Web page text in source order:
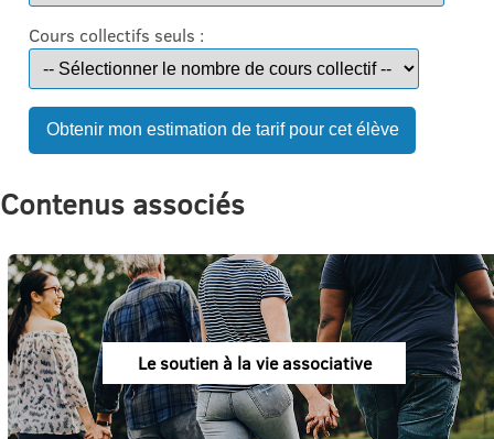
Cours collectifs seuls :
Contenus associés
Le soutien à la vie associative